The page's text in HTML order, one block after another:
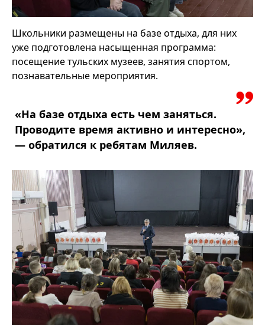
Школьники размещены на базе отдыха, для них
уже подготовлена насыщенная программа:
посещение тульских музеев, занятия спортом,
познавательные мероприятия.
«На базе отдыха есть чем заняться.
Проводите время активно и интересно»,
— обратился к ребятам Миляев.